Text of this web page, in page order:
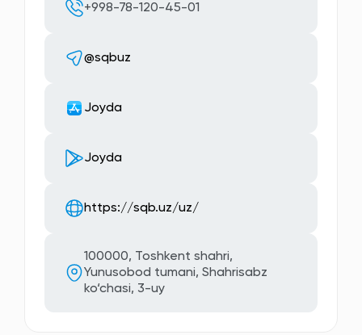
+998-78-120-45-01
@sqbuz
Joyda
Joyda
https://sqb.uz/uz/
100000, Toshkent shahri,
Yunusobod tumani, Shahrisabz
ko‘chasi, 3-uy